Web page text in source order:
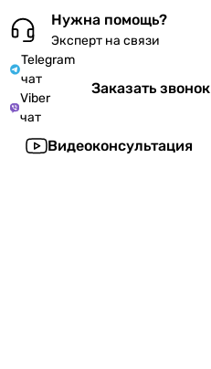
Нужна помощь?
Эксперт на связи
Telegram
чат
Viber
чат
Заказать звонок
Видеоконсультация